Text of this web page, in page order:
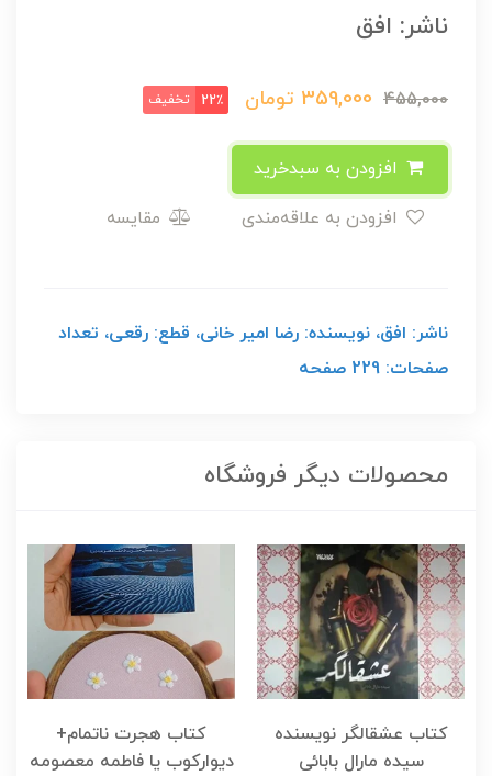
ناشر: افق
455,000
359,000 تومان 22٪ تخفیف
مقایسه
ناشر: افق، نویسنده: رضا امیر خانی، قطع: رقعی، تعداد
صفحات: 229 صفحه
محصولات دیگر فروشگاه
کتاب عشقالگر نویسنده
سیده مارال بابائی
کتاب هجرت ناتمام+
دیوارکوب یا فاطمه معصومه